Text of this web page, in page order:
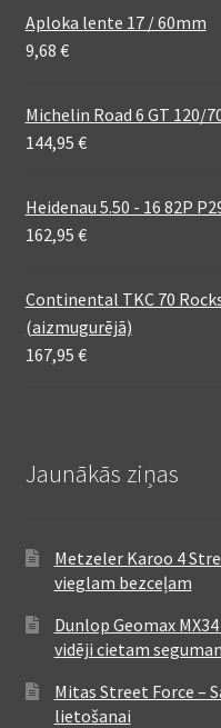
Aploka lente 17 / 60mm
9,68 €
Michelin Road 6 GT 120/
144,95 €
Heidenau 5.50 - 16 82P
162,95 €
Continental TKC 70
(aizmugurējā)
167,95 €
Jaunākās ziņas
Metzeler Karoo 4
vieglam bezceļam
Dunlop Geomax
vidēji cietam
Mitas Street Force –
lietošanai